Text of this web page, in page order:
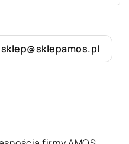
sklep@sklepamos.pl